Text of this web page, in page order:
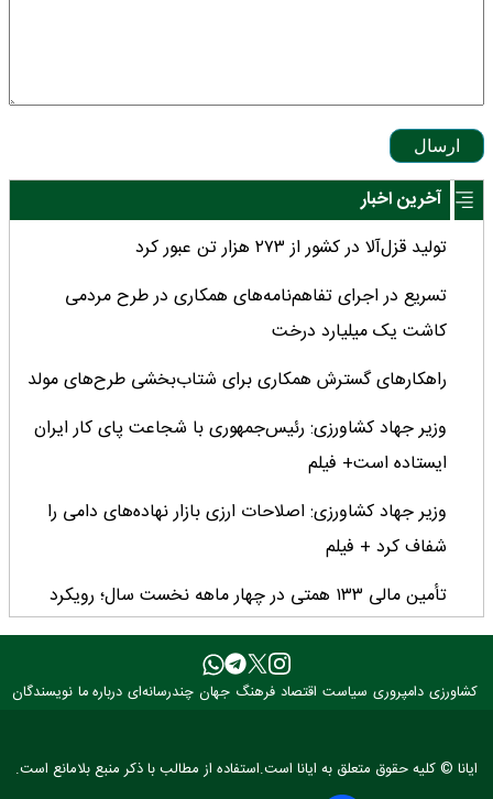
ارسال
آخرین اخبار
تولید قزل‌آلا در کشور از ۲۷۳ هزار تن عبور کرد
تسریع در اجرای تفاهم‌نامه‌های همکاری در طرح مردمی
کاشت یک میلیارد درخت
راهکارهای گسترش همکاری برای شتاب‌بخشی طرح‌های مولد
وزیر جهاد کشاورزی: رئیس‌جمهوری با شجاعت پای کار ایران
ایستاده است+ فیلم
وزیر جهاد کشاورزی: اصلاحات ارزی بازار نهاده‌های دامی را
شفاف کرد + فیلم
تأمین مالی ۱۳۳ همتی در چهار ماهه نخست سال؛ رویکرد
هدفمند بانک کشاورزی برای تضمین امنیت غذایی
فراخوان بین‌المللی فائو برای طراحی پوستر روز جهانی غذا
۳ عضو کمیسیون کشاورزی مجلس با وزیر جهاد کشاورزی
کشاورزی دامپروری سیاست اقتصاد فرهنگ جهان چندرسانه‌ای درباره ما نویسندگان
ایانا © کلیه حقوق متعلق به ایانا است.استفاده از مطالب با ذکر منبع بلامانع است.